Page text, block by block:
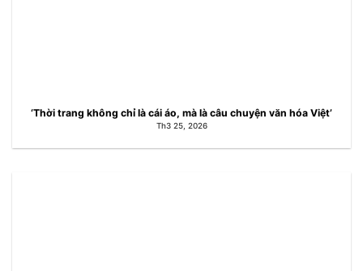
‘Thời trang không chỉ là cái áo, mà là câu chuyện văn hóa Việt’
Th3 25, 2026